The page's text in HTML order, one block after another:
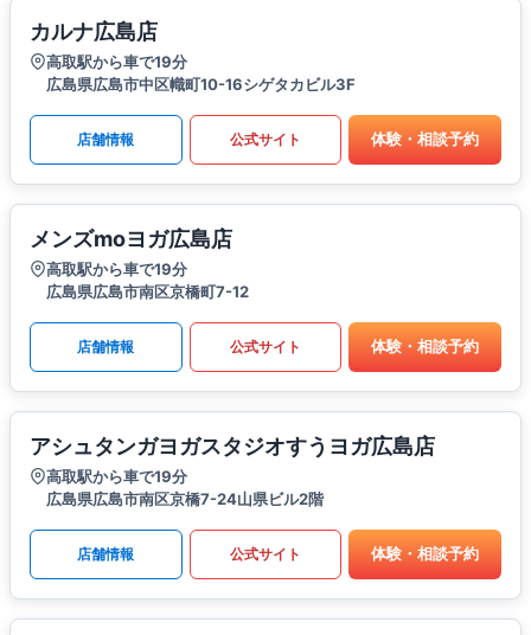
カルナ広島店
高取駅から車で19分
広島県広島市中区幟町10-16シゲタカビル3F
店舗情報 公式サイト 体験・相談予約
メンズmoヨガ広島店
高取駅から車で19分
広島県広島市南区京橋町7-12
店舗情報 公式サイト 体験・相談予約
アシュタンガヨガスタジオすうヨガ広島店
高取駅から車で19分
広島県広島市南区京橋7-24山県ビル2階
店舗情報 公式サイト 体験・相談予約